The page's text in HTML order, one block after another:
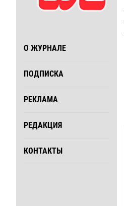
О ЖУРНАЛЕ
ПОДПИСКА
РЕКЛАМА
РЕДАКЦИЯ
КОНТАКТЫ